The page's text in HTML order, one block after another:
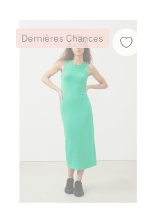
Dernières Chances